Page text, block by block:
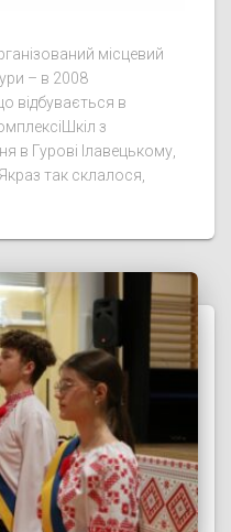
місцевий
– в 2008
відбувається в
з
в Гурові Ілавецькому,
так склалося,